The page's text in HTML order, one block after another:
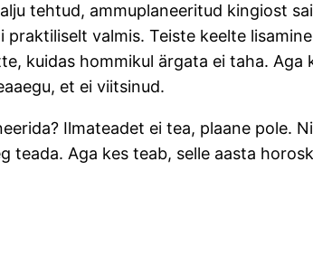
tehtud, ammuplaneeritud kingiost
praktiliselt valmis. Teiste keelte
kuidas hommikul ärgata ei taha.
et ei viitsinud.
Ilmateadet ei tea, plaane pole.
teada. Aga kes teab, selle aasta